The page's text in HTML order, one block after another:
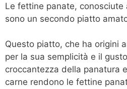
Le fettine panate, conosciute
sono un secondo piatto
Questo piatto, che ha origini
per la sua semplicità e il
croccantezza della panatura
carne rendono le fettine